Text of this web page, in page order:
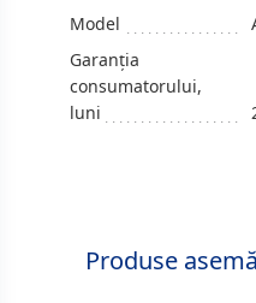
Model
Garanția
consumatorului,
luni
Produse